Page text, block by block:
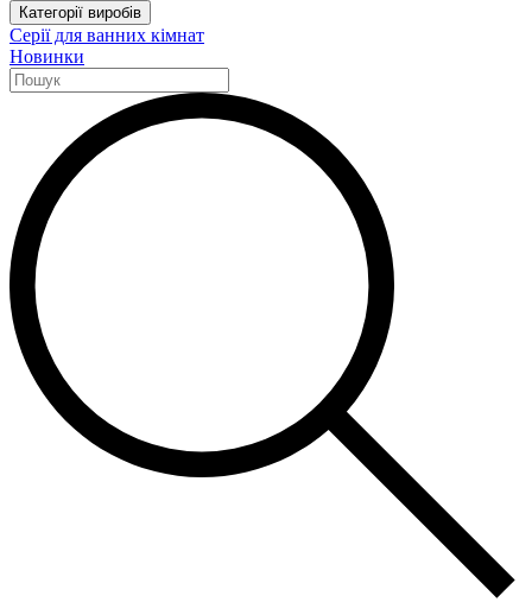
Категорії виробів
Серії для ванних кімнат
Новинки